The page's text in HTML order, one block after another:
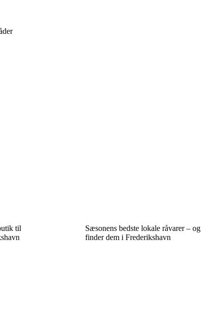
til
Sæsonens bedste lokale råvarer –
finder dem i Frederikshavn